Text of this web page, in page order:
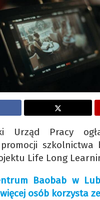
Urząd Pracy
szkolnictwa
Life Long
Baobab w
więcej osób korzysta